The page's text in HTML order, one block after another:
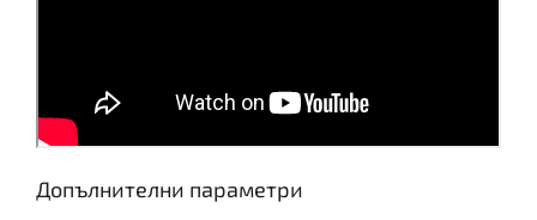
Допълнителни параметри